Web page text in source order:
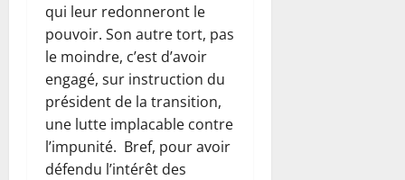
qui leur redonneront le
pouvoir. Son autre tort, pas
le moindre, c’est d’avoir
engagé, sur instruction du
président de la transition,
une lutte implacable contre
l’impunité. Bref, pour avoir
défendu l’intérêt des